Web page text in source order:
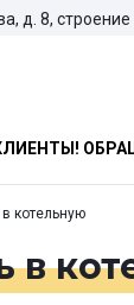
д. 8, строение
котельную
в